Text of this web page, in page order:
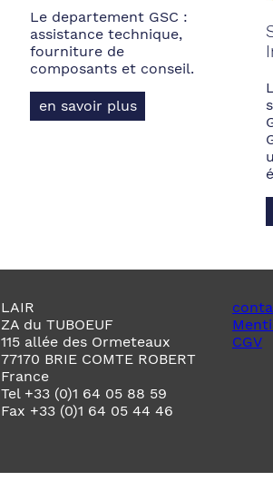
Le departement GSC :
assistance technique,
fourniture de
composants et conseil.
en savoir plus
LAIR
ZA du TUBOEUF
115 allée des Ormeteaux
77170 BRIE COMTE ROBERT
France
Tel +33 (0)1 64 05 88 59
Fax +33 (0)1 64 05 44 46
CGV